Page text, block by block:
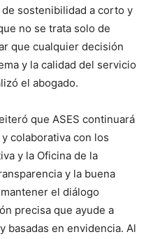
sostenibilidad a corto y
no se trata solo de
que cualquier decisión
y la calidad del servicio
el abogado.
que ASES continuará
colaborativa con los
y la Oficina de la
y la buena
el diálogo
precisa que ayude a
basadas en envidencia. Al